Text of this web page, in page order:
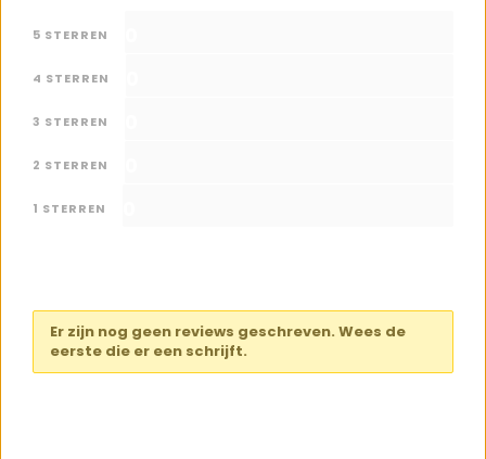
5 STERREN
4 STERREN
3 STERREN
2 STERREN
1 STERREN
Er zijn nog geen reviews geschreven. Wees de
eerste die er een schrijft.